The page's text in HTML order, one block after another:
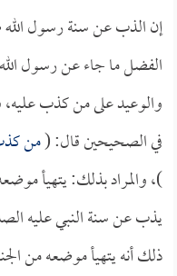
إن الذب عن سنة رسول
الفضل ما جاء عن رسول
والوعيد على من كذب عليه،
في الصحيحين قال: (من
)، والمراد بذلك: يتهيأ
يذب عن سنة النبي عليه
ذلك أنه يتهيأ موضعه من